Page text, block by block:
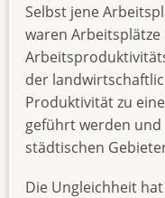
Selbst jene
waren
der
Produktivität zu
geführt werden
städtischen
Die Ungleichheit